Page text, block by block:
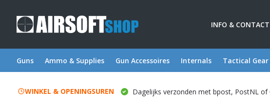
INFO & CONTACT
Guns Ammo & Supplies Gun Accessoires Internals Tactical Gear
WINKEL & OPENINGSUREN Dagelijks verzonden met bpost, PostNL of